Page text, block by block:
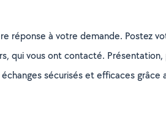
réponse à votre demande.
qui vous ont contacté.
sécurisés et efficaces grâce